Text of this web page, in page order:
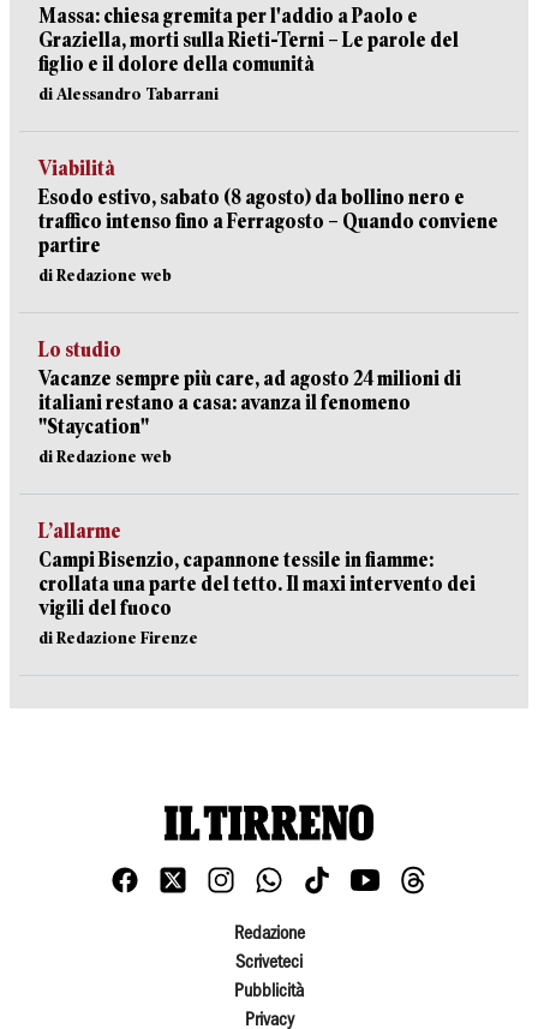
Massa: chiesa gremita per l'addio a Paolo e
Graziella, morti sulla Rieti-Terni – Le parole del
figlio e il dolore della comunità
di Alessandro Tabarrani
Viabilità
Esodo estivo, sabato (8 agosto) da bollino nero e
traffico intenso fino a Ferragosto – Quando conviene
partire
di Redazione web
Lo studio
Vacanze sempre più care, ad agosto 24 milioni di
italiani restano a casa: avanza il fenomeno
"Staycation"
di Redazione web
L’allarme
Campi Bisenzio, capannone tessile in fiamme:
crollata una parte del tetto. Il maxi intervento dei
vigili del fuoco
di Redazione Firenze
Redazione
Scriveteci
Pubblicità
Privacy